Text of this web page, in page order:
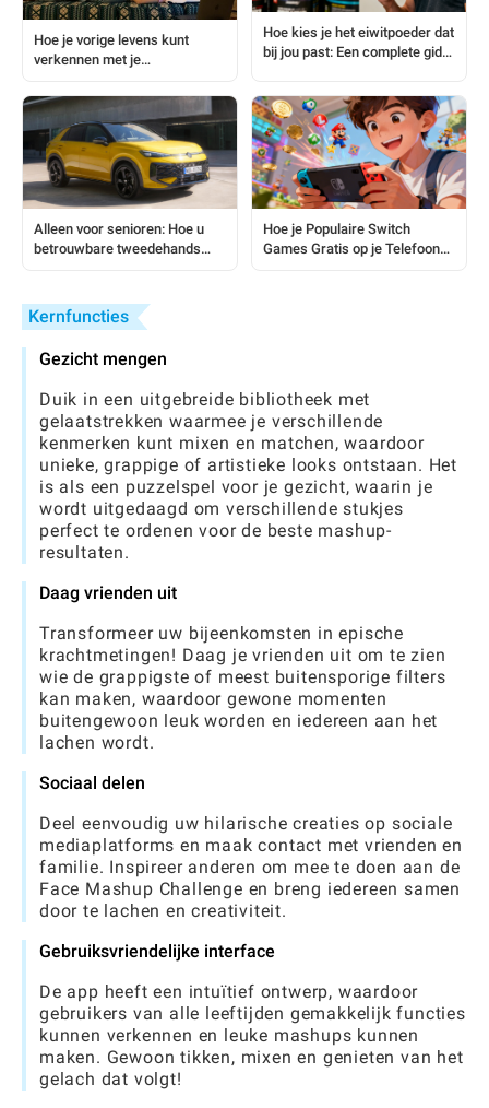
Hoe je vorige levens kunt
verkennen met je
Hoe kies je het eiwitpoeder dat
bij jou past: Een complete gids
Alleen voor senioren: Hoe u
betrouwbare tweedehands
Hoe je Populaire Switch
Games Gratis op je Telefoon
Kernfuncties
Gezicht mengen
Duik in een uitgebreide bibliotheek met
gelaatstrekken waarmee je verschillende
kenmerken kunt mixen en matchen, waardoor
unieke, grappige of artistieke looks ontstaan. Het
is als een puzzelspel voor je gezicht, waarin je
wordt uitgedaagd om verschillende stukjes
perfect te ordenen voor de beste mashup-
resultaten.
Daag vrienden uit
Transformeer uw bijeenkomsten in epische
krachtmetingen! Daag je vrienden uit om te zien
wie de grappigste of meest buitensporige filters
kan maken, waardoor gewone momenten
buitengewoon leuk worden en iedereen aan het
lachen wordt.
Sociaal delen
Deel eenvoudig uw hilarische creaties op sociale
mediaplatforms en maak contact met vrienden en
familie. Inspireer anderen om mee te doen aan de
Face Mashup Challenge en breng iedereen samen
door te lachen en creativiteit.
Gebruiksvriendelijke interface
De app heeft een intuïtief ontwerp, waardoor
gebruikers van alle leeftijden gemakkelijk functies
kunnen verkennen en leuke mashups kunnen
maken. Gewoon tikken, mixen en genieten van het
gelach dat volgt!